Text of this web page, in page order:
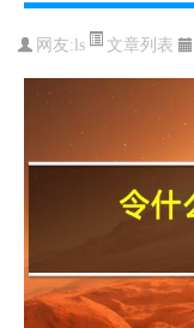
网友: ls 文章列表